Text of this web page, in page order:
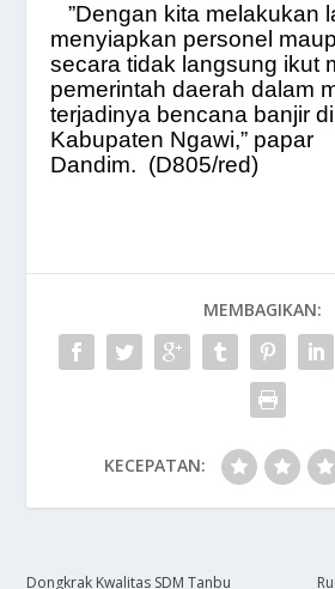
”Dengan kita melakukan
menyiapkan personel
secara tidak langsung ikut
pemerintah daerah dalam
terjadinya bencana banjir
Kabupaten Ngawi,” papar
Dandim. (D805/red)
MEMBAGIKAN:
KECEPATAN:
Dongkrak Kwalitas SDM Tanbu